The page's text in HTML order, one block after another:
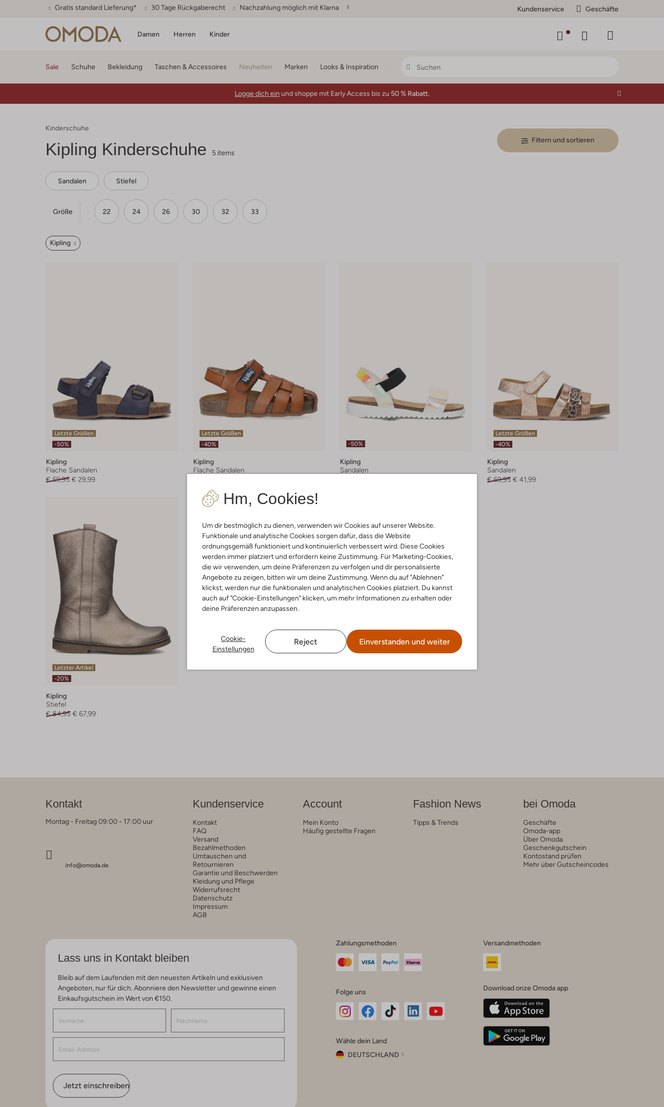
Gratis standard Lieferung* 30 Tage Rückgaberecht Nachzahlung möglich mit Klarna Kundenservice Geschäfte
Damen Herren Kinder
Hm, Cookies!
Um dir bestmöglich zu dienen, verwenden wir Cookies auf unserer Website.
Funktionale und analytische Cookies sorgen dafür, dass die Website
ordnungsgemäß funktioniert und kontinuierlich verbessert wird. Diese Cookies
werden immer platziert und erfordern keine Zustimmung. Für Marketing-Cookies,
die wir verwenden, um deine Präferenzen zu verfolgen und dir personalisierte
Angebote zu zeigen, bitten wir um deine Zustimmung. Wenn du auf "Ablehnen"
klickst, werden nur die funktionalen und analytischen Cookies platziert. Du kannst
auch auf "Cookie-Einstellungen" klicken, um mehr Informationen zu erhalten oder
deine Präferenzen anzupassen.
Cookie-
Einstellungen
Reject Einverstanden und weiter
Sale Schuhe Bekleidung Taschen & Accessoires Neuheiten Marken Looks & Inspiration
Logge dich ein und shoppe mit Early Access bis zu 50 % Rabatt.
Kinderschuhe
Kipling Kinderschuhe 5 items
Filtern und sortieren
Sandalen Stiefel
Größe 22 24 26 30 32 33
Kipling
Letzte Größen
-50%
Kipling
Flache Sandalen
€ 59,95 € 29,99
Letzte Größen
-40%
Kipling
Flache Sandalen
-50%
Kipling
Sandalen
Letzte Größen
-40%
Kipling
Sandalen
€ 69,95 € 41,99
Letzter Artikel
-20%
Kipling
Stiefel
€ 84,95 € 67,99
Kontakt
Montag - Freitag 09:00 - 17:00 uur
info@omoda.de
Kundenservice
Kontakt
FAQ
Versand
Bezahlmethoden
Umtauschen und
Retournieren
Garantie und Beschwerden
Kleidung und Pflege
Widerrufsrecht
Datenschutz
Impressum
AGB
Account
Mein Konto
Häufig gestellte Fragen
Fashion News
Tipps & Trends
bei Omoda
Geschäfte
Omoda-app
Über Omoda
Geschenkgutschein
Kontostand prüfen
Mehr über Gutscheincodes
Lass uns in Kontakt bleiben
Bleib auf dem Laufenden mit den neuesten Artikeln und exklusiven
Angeboten, nur für dich. Abonniere den Newsletter und gewinne einen
Einkaufsgutschein im Wert von €150.
Jetzt einschreiben
Zahlungsmethoden
Folge uns
Instagram
Facebook
TikTok
Wähle dein Land
DEUTSCHLAND
Versandmethoden
Download onze Omoda app